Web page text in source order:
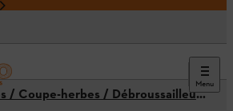
Menu
Coupe-bordures / Coupe-herbes / Débroussailleuses